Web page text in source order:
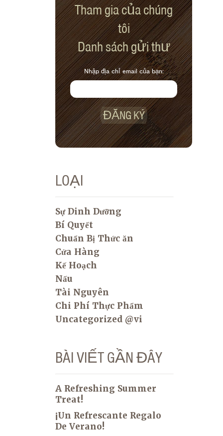
Tham gia của chúng
tôi
Danh sách gửi thư
Nhập địa chỉ email của bạn:
ĐĂNG KÝ
LOẠI
Sự Dinh Dưỡng
Bí Quyết
Chuẩn Bị Thức ăn
Cửa Hàng
Kế Hoạch
Nấu
Tài Nguyên
Chi Phí Thực Phẩm
Uncategorized @vi
BÀI VIẾT GẦN ĐÂY
A Refreshing Summer
Treat!
¡Un Refrescante Regalo
De Verano!